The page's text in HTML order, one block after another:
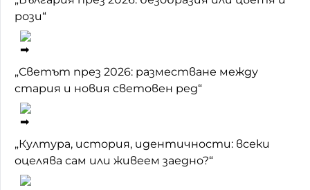
рози“
„Светът през 2026: разместване между
стария и новия световен ред“
„Култура, история, идентичности: всеки
оцелява сам или живеем заедно?“